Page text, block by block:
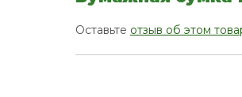
Оставьте отзыв об этом